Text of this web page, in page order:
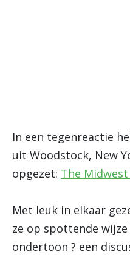
In een tegenreactie
uit Woodstock, New
opgezet: The Midwest
Met leuk in elkaar
ze op spottende
ondertoon ? een